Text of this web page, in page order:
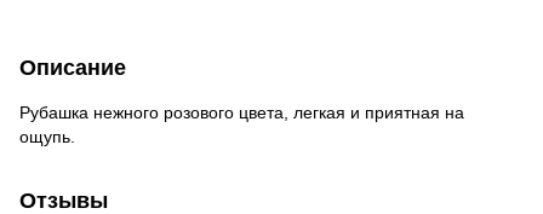
Описание
Рубашка нежного розового цвета, легкая и приятная на
ощупь.
Отзывы